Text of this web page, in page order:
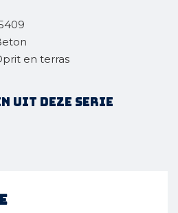
en terras
uit deze serie